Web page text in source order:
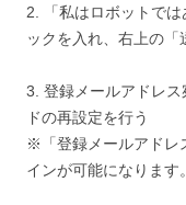
2. 「私はロボットで
ックを入れ、右上の「
3. 登録メールアドレ
ドの再設定を行う
※「登録メールアドレ
インが可能になります。